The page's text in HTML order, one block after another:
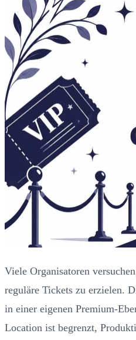
Viele Organisatoren
reguläre Tickets zu erzielen.
in einer eigenen Premium-
Location ist begrenzt,